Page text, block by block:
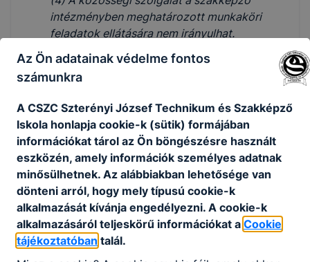
intézményben meghatározott munkaköri
feladatok ellátására nem irányulhat.
bekezdés a) és g) pontjában meghatározott
tevékenységi területen minden esetben, a (3)
esetekben szükség szerint mentort kell
biztosítania. A közösségi szolgálatot
koordináló oktató az ötven órán belül -
szükség szerint a mentorral közösen -
legfeljebb ötórás felkészítő, majd legfeljebb
ötórás záró foglalkozást tart.
(6) A közösségi szolgálat teljesítése
keretében egy órán hatvan perc közösségi
szolgálati időt kell érteni azzal, hogy a
Az Ön adatainak védelme fontos
számunkra
A CSZC Szterényi József Technikum és Szakképző
Iskola honlapja cookie-k (sütik) formájában
információkat tárol az Ön böngészésre használt
eszközén, amely információk személyes adatnak
minősülhetnek. Az alábbiakban lehetősége van
dönteni arról, hogy mely típusú cookie-k
alkalmazását kívánja engedélyezni. A cookie-k
alkalmazásáról teljeskörű információkat a Cookie
tájékoztatóban talál.